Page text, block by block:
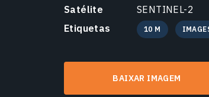
Satélite
SENTINEL-2
Etiquetas
10 M
BAIXAR IMAGEM